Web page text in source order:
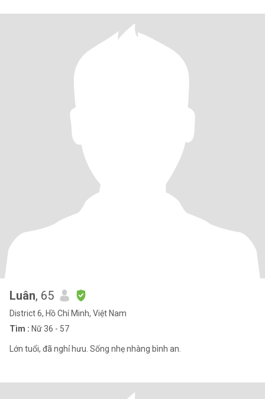
Luân, 65
District 6, Hồ Chí Minh, Việt Nam
Tìm : Nữ 36 - 57
Lớn tuổi, đã nghỉ hưu. Sống nhẹ nhàng bình an.